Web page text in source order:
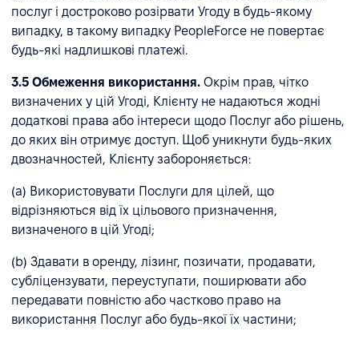
послуг і достроково розірвати Угоду в будь-якому
випадку, в такому випадку PeopleForce не повертає
будь-які надлишкові платежі.
3.5 Обмеження використання. Окрім прав, чітко
визначених у цій Угоді, Клієнту не надаються жодні
додаткові права або інтереси щодо Послуг або рішень,
до яких він отримує доступ. Щоб уникнути будь-яких
двозначностей, Клієнту забороняється:
(a) Використовувати Послуги для цілей, що
відрізняються від їх цільового призначення,
визначеного в цій Угоді;
(b) Здавати в оренду, лізинг, позичати, продавати,
субліцензувати, переуступати, поширювати або
передавати повністю або частково право на
використання Послуг або будь-якої їх частини;